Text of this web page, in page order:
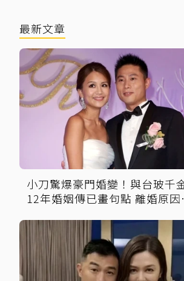
最新文章
小刀驚爆豪門婚變！與台玻千
12年婚姻傳已畫句點 離婚原因